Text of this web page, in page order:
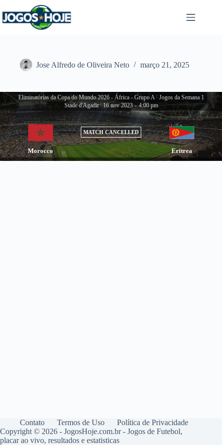
para
o
Jose Alfredo de Oliveira Neto março 21, 2025
Eliminatórias da Copa do Mundo 2026 - África - Grupo A
Jogos da Semana 1
Stade d'Agadir
16 nov 2023 - 4:00 pm
Morocco
MATCH CANCELLED
Eritrea
Contato Termos de Uso
Política de Privacidade
Copyright © 2026 - JogosHoje.com.br - Jogos de Futebol,
placar ao vivo, resultados e estatisticas